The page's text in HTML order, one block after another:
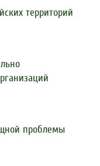
территорий
проблемы